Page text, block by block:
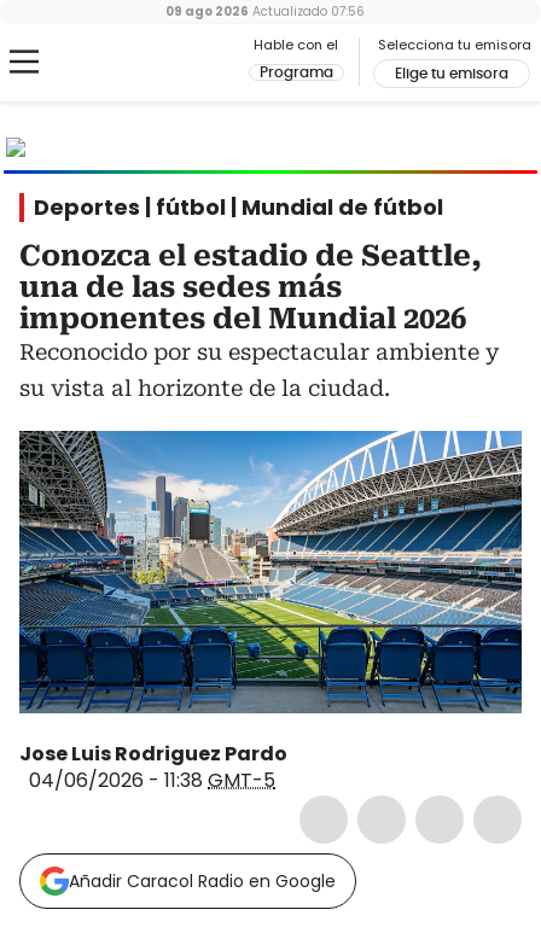
Hable con el
Programa
Selecciona tu emisora
Elige tu emisora
09 ago 2026 Actualizado 07:56
Deportes | fútbol | Mundial de fútbol
Conozca el estadio de Seattle,
una de las sedes más
imponentes del Mundial 2026
Reconocido por su espectacular ambiente y
su vista al horizonte de la ciudad.
Jose Luis Rodriguez Pardo
04/06/2026 - 11:38 GMT-5
Añadir Caracol Radio en Google